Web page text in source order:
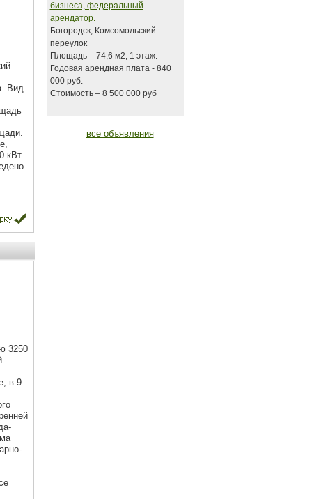
Вид
кВт.
3250
в 9
бизнеса, федеральный
арендатор.
Богородск, Комсомольский
переулок
Площадь – 74,6 м2, 1 этаж.
Годовая арендная плата - 840
000 руб.
Стоимость – 8 500 000 руб
все объявления